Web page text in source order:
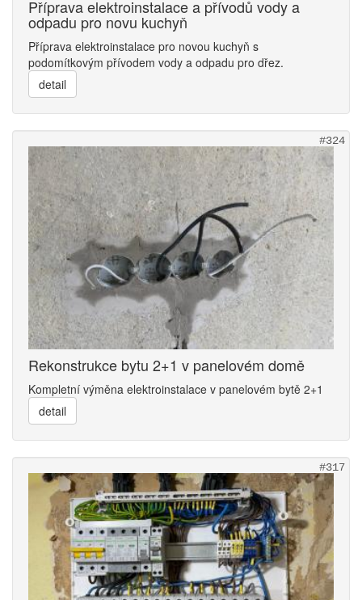
Příprava elektroinstalace a přívodů vody a
odpadu pro novu kuchyň
Příprava elektroinstalace pro novou kuchyň s
podomítkovým přívodem vody a odpadu pro dřez.
detail
#324
Rekonstrukce bytu 2+1 v panelovém domě
Kompletní výměna elektroinstalace v panelovém bytě 2+1
detail
#317